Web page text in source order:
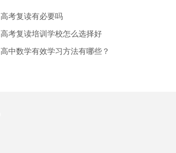
高考复读有必要吗
高考复读培训学校怎么选择好
高中数学有效学习方法有哪些？